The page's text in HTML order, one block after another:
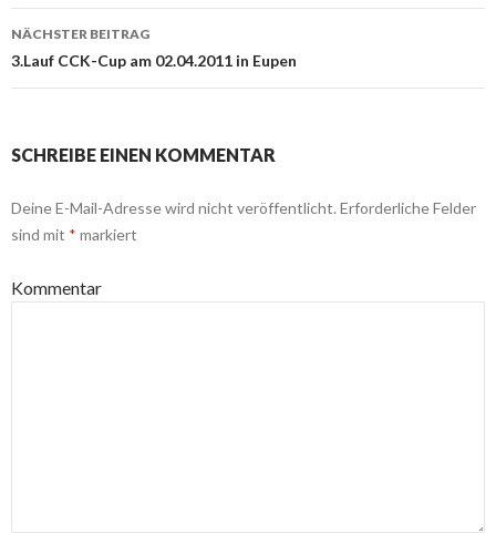
Navigation
NÄCHSTER BEITRAG
3.Lauf CCK-Cup am 02.04.2011 in Eupen
SCHREIBE EINEN KOMMENTAR
Deine E-Mail-Adresse wird nicht veröffentlicht. Erforderliche Felder
sind mit * markiert
Kommentar